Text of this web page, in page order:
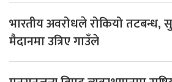
भारतीय अवरोधले रोकियो तटबन्ध,
मैदानमा उत्रिए गाउँले